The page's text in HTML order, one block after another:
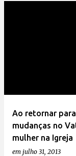
Ao retornar
mudanças no
mulher na Igreja
em julho 31, 2013